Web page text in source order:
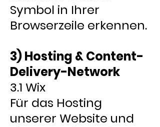
Symbol in Ihrer
Browserzeile erkennen.
3) Hosting & Content-
Delivery-Network
3.1 Wix
Für das Hosting
unserer Website und